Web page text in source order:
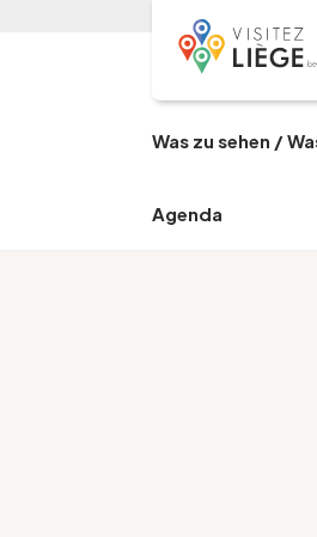
Was zu sehen /
Agenda